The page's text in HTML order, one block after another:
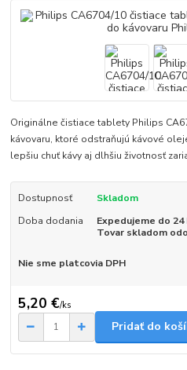
Originálne čistiace tablety Philips
kávovaru, ktoré odstraňujú kávové
lepšiu chuť kávy aj dlhšiu životnosť
Dostupnosť
Skladom
Doba dodania
Expedujeme do 24
Tovar skladom
Nie sme platcovia DPH
5,20 €/ks
Pridať do